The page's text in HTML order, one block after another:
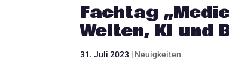
Fachtag
Welten, KI und
31. Juli 2023 | Neuigkeiten